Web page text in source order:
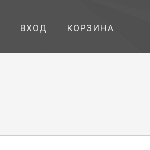
ВХОД КОРЗИНА